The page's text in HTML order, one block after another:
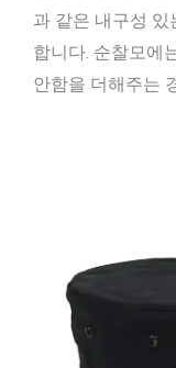
과 같은 내구성
합니다. 순찰모에
안함을 더해주는